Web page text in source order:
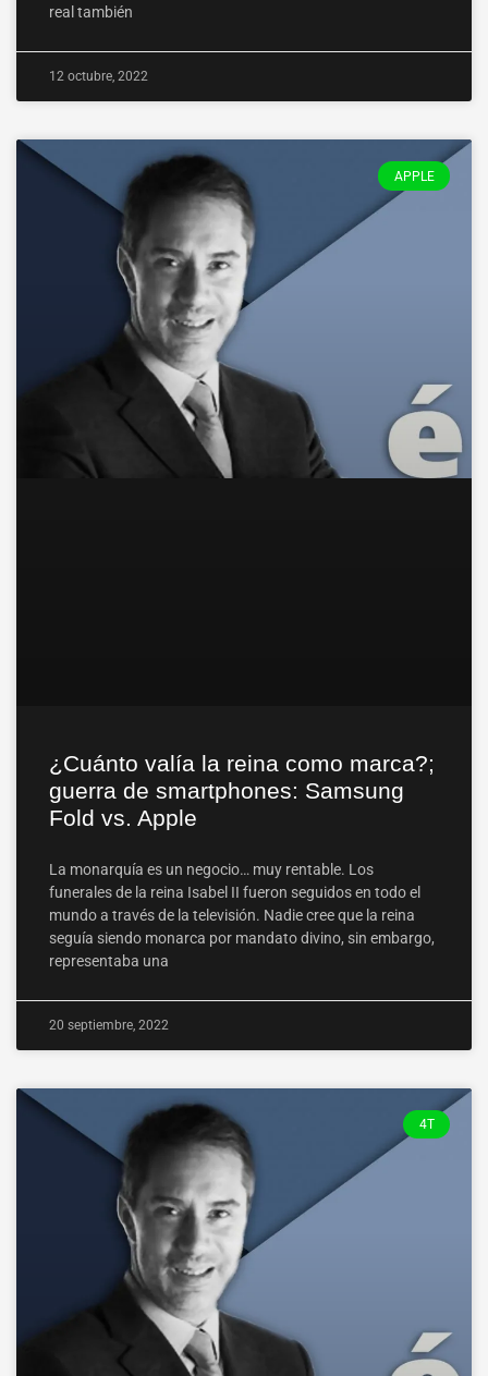
real tam­bién
12 octubre, 2022
APPLE
¿Cuánto valía la reina como marca?;
guerra de smartphones: Samsung
Fold vs. Apple
La monarquía es un negocio… muy rentable. Los
funerales de la reina Isabel II fueron seguidos en todo el
mundo a través de la televisión. Nadie cree que la reina
seguía siendo monarca por mandato divino, sin embargo,
representaba una
20 septiembre, 2022
4T